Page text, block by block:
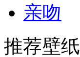
亲吻
推荐壁纸